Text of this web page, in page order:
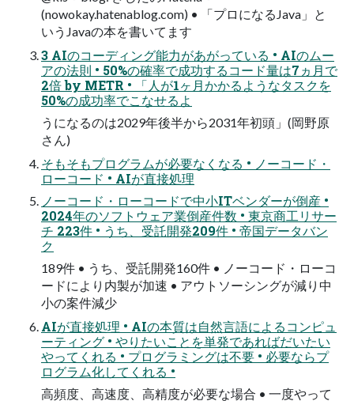
(nowokay.hatenablog.com) • 「プロになるJava」と
いうJavaの本を書いてます
3 AIのコーディング能力があがっている • AIのムー
アの法則 • 50%の確率で成功するコード量は7ヵ月で
2倍 by METR • 「人が1ヶ月かかるようなタスクを
50%の成功率でこなせるよ
うになるのは2029年後半から2031年初頭」(岡野原
さん)
そもそもプログラムが必要なくなる • ノーコード・
ローコード • AIが直接処理
ノーコード・ローコードで中小ITベンダーが倒産 •
2024年のソフトウェア業倒産件数 • 東京商工リサー
チ 223件 • うち、受託開発209件 • 帝国データバン
ク
189件 • うち、受託開発160件 • ノーコード・ローコ
ードにより内製が加速 • アウトソーシングが減り中
小の案件減少
AIが直接処理 • AIの本質は自然言語によるコンピュ
ーティング • やりたいことを単発であればだいたい
やってくれる • プログラミングは不要 • 必要ならプ
ログラム化してくれる •
高頻度、高速度、高精度が必要な場合 • 一度やって